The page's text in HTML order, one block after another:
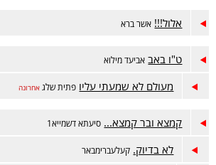
אלול!!! אשר ברא
ט"ו באב אביעד מילוא
מעולם לא שמעתי עליו פתית שלג אחרונה
קמצא ובר קמצא... סיעתא דשמייא1
לא בדיוק. קעלעברימבאר